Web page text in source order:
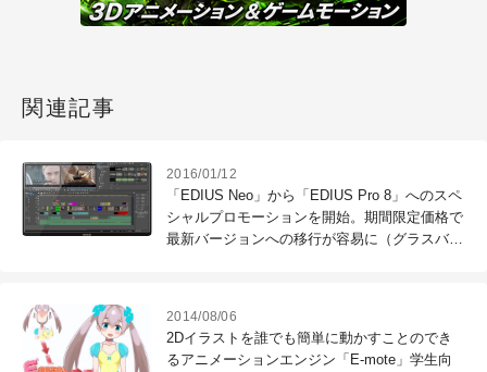
関連記事
2016/01/12
「EDIUS Neo」から「EDIUS Pro 8」へのスペ
シャルプロモーションを開始。期間限定価格で
最新バージョンへの移行が容易に（グラスバレ
2014/08/06
2Dイラストを誰でも簡単に動かすことのでき
るアニメーションエンジン「E-mote」学生向